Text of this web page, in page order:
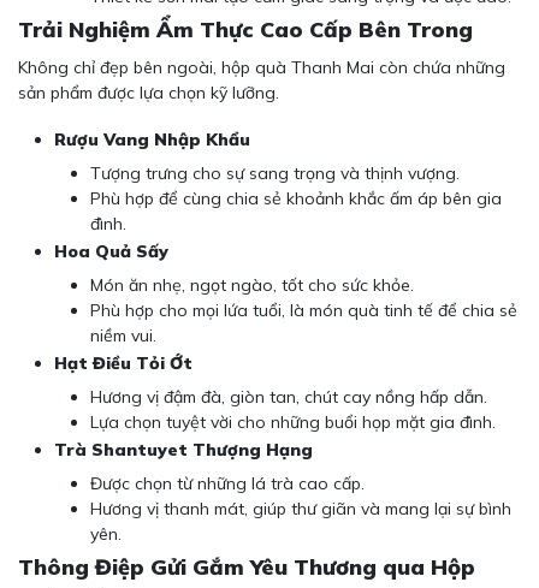
Trải Nghiệm Ẩm Thực Cao Cấp Bên Trong
Không chỉ đẹp bên ngoài, hộp quà Thanh Mai còn chứa những
sản phẩm được lựa chọn kỹ lưỡng.
Rượu Vang Nhập Khẩu
Tượng trưng cho sự sang trọng và thịnh vượng.
Phù hợp để cùng chia sẻ khoảnh khắc ấm áp bên gia
đình.
Hoa Quả Sấy
Món ăn nhẹ, ngọt ngào, tốt cho sức khỏe.
Phù hợp cho mọi lứa tuổi, là món quà tinh tế để chia sẻ
niềm vui.
Hạt Điều Tỏi Ớt
Hương vị đậm đà, giòn tan, chút cay nồng hấp dẫn.
Lựa chọn tuyệt vời cho những buổi họp mặt gia đình.
Trà Shantuyet Thượng Hạng
Được chọn từ những lá trà cao cấp.
Hương vị thanh mát, giúp thư giãn và mang lại sự bình
yên.
Thông Điệp Gửi Gắm Yêu Thương qua Hộp